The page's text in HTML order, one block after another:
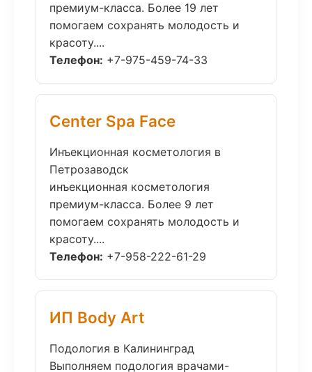
премиум-класса. Более 19 лет
помогаем сохранять молодость и
красоту....
Телефон: +7-975-459-74-33
Center Spa Face
Инъекционная косметология в
Петрозаводск
инъекционная косметология
премиум-класса. Более 9 лет
помогаем сохранять молодость и
красоту....
Телефон: +7-958-222-61-29
ИП Body Art
Подология в Калининград
Выполняем подология врачами-